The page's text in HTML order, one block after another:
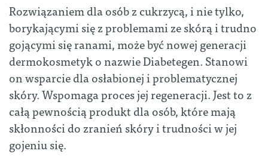
Rozwiązaniem dla osób z cukrzycą, i nie tylko,
borykającymi się z problemami ze skórą i trudno
gojącymi się ranami, może być nowej generacji
dermokosmetyk o nazwie Diabetegen. Stanowi
on wsparcie dla osłabionej i problematycznej
skóry. Wspomaga proces jej regeneracji. Jest to z
całą pewnością produkt dla osób, które mają
skłonności do zranień skóry i trudności w jej
gojeniu się.